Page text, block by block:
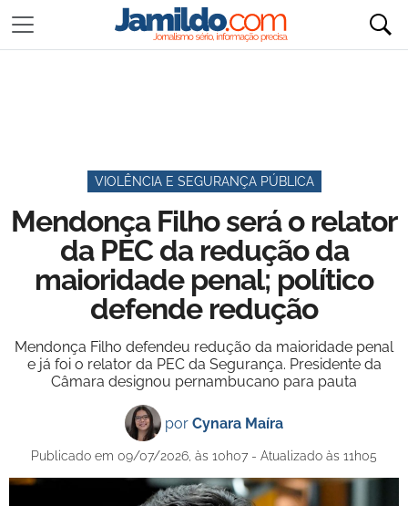
VIOLÊNCIA E SEGURANÇA PÚBLICA
Mendonça Filho será o relator
da PEC da redução da
maioridade penal; político
defende redução
Mendonça Filho defendeu redução da maioridade penal
e já foi o relator da PEC da Segurança. Presidente da
Câmara designou pernambucano para pauta
por Cynara Maíra
Publicado em 09/07/2026, às 10h07 - Atualizado às 11h05